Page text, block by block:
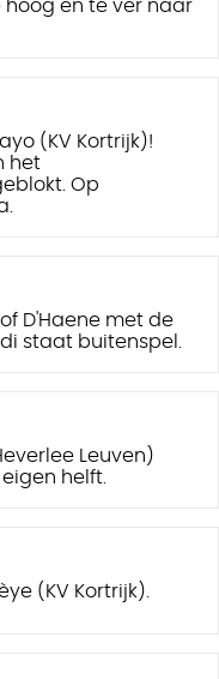
en te ver naar
(KV Kortrijk)!
het
Op
D'Haene met de
staat buitenspel.
Leuven)
helft.
(KV Kortrijk).